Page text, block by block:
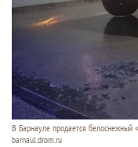
В Барнауле продается белоснежный
barnaul.drom.ru